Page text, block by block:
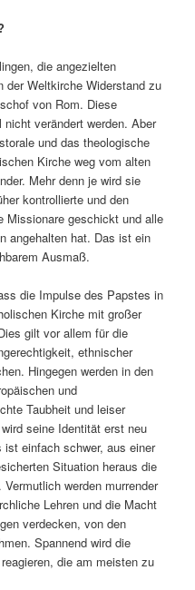
die angezielten
der Weltkirche Widerstand zu
von Rom. Diese
verändert werden. Aber
und das theologische
Kirche weg vom alten
Mehr denn je wird sie
kontrollierte und den
Missionare geschickt und alle
angehalten hat. Das ist ein
Ausmaß.
die Impulse des Papstes in
Kirche mit großer
gilt vor allem für die
ethnischer
Hingegen werden in den
und
Taubheit und leiser
seine Identität erst neu
einfach schwer, aus einer
Situation heraus die
werden murrender
Lehren und die Macht
verdecken, von den
Spannend wird die
die am meisten zu